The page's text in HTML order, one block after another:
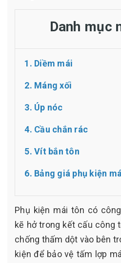
Danh mục
1. Diềm mái
2. Máng xối
3. Úp nóc
4. Cầu chắn rác
5. Vít bắn tôn
6. Bảng giá phụ kiện
Phụ kiện mái tôn có
kẽ hở trong kết cấu công
chống thấm dột vào bên
kiện để bảo vệ tấm lợp